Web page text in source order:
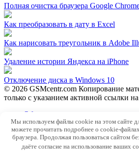
Полная очистка браузера Google
Как преобразовать в дату в Excel
Как нарисовать треугольник в Adobe
Удаление истории Яндекса на iPhone
Отключение диска в Windows 10
© 2026 GSMcentr.com Копирование
только с указанием активной ссылки
Обратная связь
Политика конфиденциальности
Пользовательское соглашение
Мы используем файлы cookie на этом сайте
можете прочитать подробнее о cookie-
браузера. Продолжая пользоваться сайтом
даёте согласие на использование ваших